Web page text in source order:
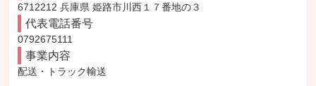
6712212 兵庫県 姫路市川西１７番地の３
代表電話番号
0792675111
事業内容
配送・トラック輸送